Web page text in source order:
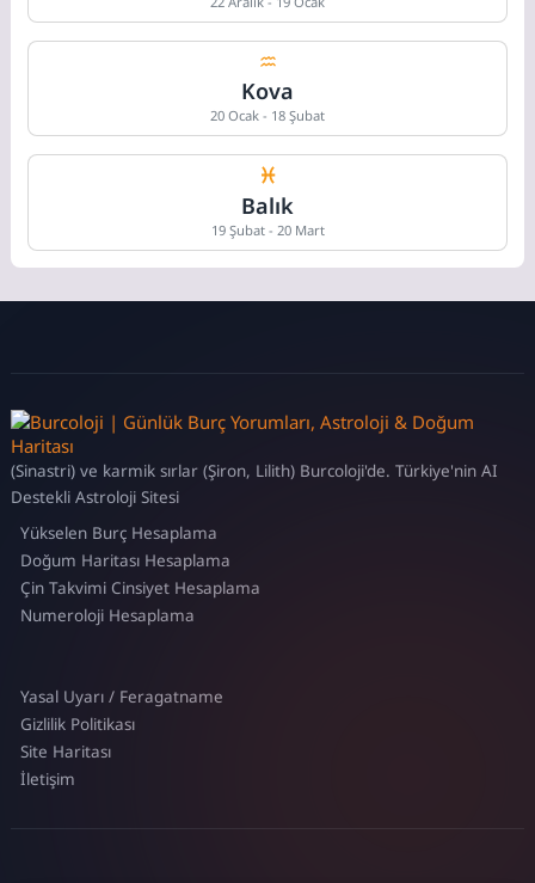
Kova
20 Ocak - 18 Şubat
Balık
19 Şubat - 20 Mart
(Sinastri) ve karmik sırlar (Şiron, Lilith) Burcoloji'de. Türkiye'nin AI
Destekli Astroloji Sitesi
Yükselen Burç Hesaplama
Doğum Haritası Hesaplama
Çin Takvimi Cinsiyet Hesaplama
Numeroloji Hesaplama
Yasal Uyarı / Feragatname
Gizlilik Politikası
Site Haritası
İletişim